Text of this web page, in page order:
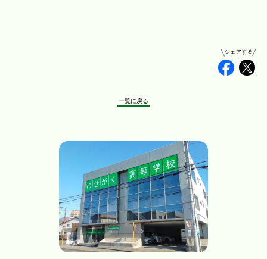
シェアする
一覧に戻る